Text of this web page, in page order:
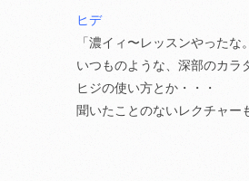
ヒデ
「濃イィ〜レッスンやったな。
いつものような、深部のカラ
ヒジの使い方とか・・・
聞いたことのないレクチャー